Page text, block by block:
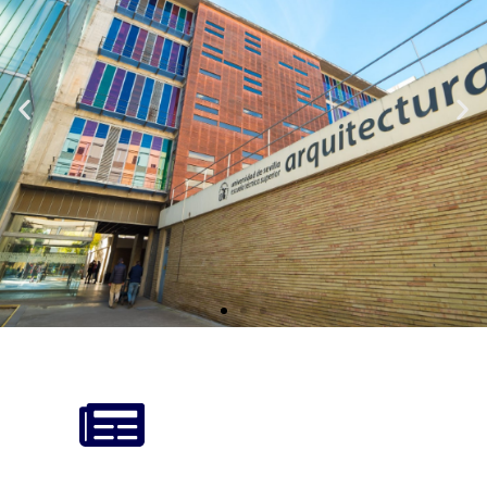
Arquitectura y Ciencias
de la Construcción